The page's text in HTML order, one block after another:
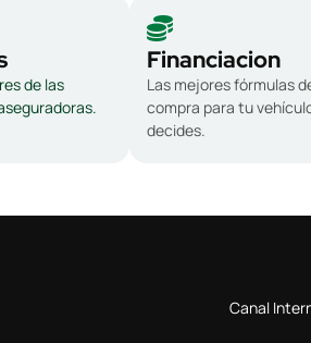
de las
Financiacion
Las mejores fórmulas
compra para tu
decides.
Canal